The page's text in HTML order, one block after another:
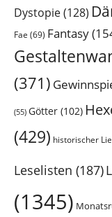
Dystopie(128)
Fae (69) Fantasy
(371)
(55) Götter (102)
(429) historischer
Leselisten (187)
(1345)